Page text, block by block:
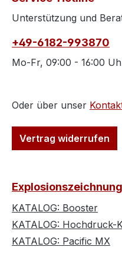
Unterstützung und
+49-6182-993870
Mo-Fr, 09:00 - 16:00
Oder über unser
Vertrag widerrufen
KATALOG: Booster
KATALOG:
KATALOG: Pacific MX